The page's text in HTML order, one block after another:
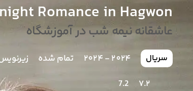
Romance in Hagwon
عاشقانه نیمه شب در آموزشگاه
سریال 2024 - 2024 تمام شده
7.2
7.2